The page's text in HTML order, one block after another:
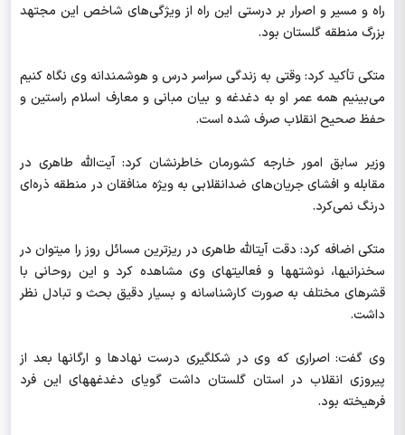
راه و مسیر و اصرار بر درستی این راه از ویژگی‌های شاخص این مجتهد
بزرگ منطقه گلستان بود.
متکی تأکید کرد: وقتی به زندگی سراسر درس و هوشمندانه وی نگاه کنیم
می‌بینیم همه عمر او به دغدغه و بیان مبانی و معارف اسلام راستین و
حفظ صحیح انقلاب صرف شده است.
وزیر سابق امور خارجه کشورمان خاطرنشان کرد: آیت‌الله طاهری در
مقابله و افشای جریان‌های ضدانقلابی به ویژه منافقان در منطقه ذره‌ای
درنگ نمی‌کرد.
متکی اضافه کرد: دقت آیت‎الله طاهری در ریزترین مسائل روز را می‎توان در
سخنرانی‎ها، نوشته‎ها و فعالیت‎های وی مشاهده کرد و این روحانی با
قشرهای مختلف به صورت کارشناسانه و بسیار دقیق بحث و تبادل نظر
داشت.
وی گفت: اصراری که وی در شکل‎گیری درست نهادها و ارگان‎ها بعد از
پیروزی انقلاب در استان گلستان داشت گویای دغدغه‎های این فرد
فرهیخته بود.